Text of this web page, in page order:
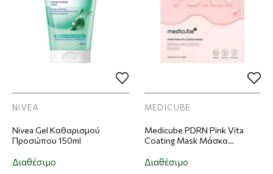
NIVEA
Nivea Gel Καθαρισμού
Προσώπου 150ml
Διαθέσιμο
MEDICUBE
Medicube PDRN Pink Vita
Coating Mask Μάσκα
Διαθέσιμο